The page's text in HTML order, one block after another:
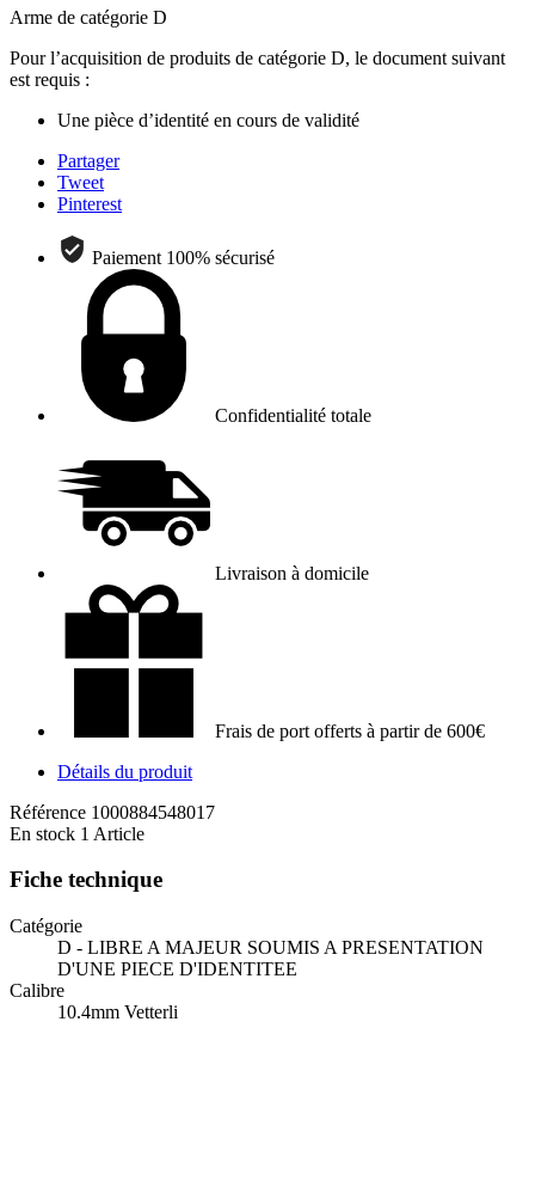
Arme de catégorie D
Pour l’acquisition de produits de catégorie D, le document suivant
est requis :
Une pièce d’identité en cours de validité
Partager
Tweet
Pinterest
Paiement 100% sécurisé
Confidentialité totale
Livraison à domicile
Frais de port offerts à partir de 600€
Détails du produit
Référence 1000884548017
En stock 1 Article
Fiche technique
Catégorie
D - LIBRE A MAJEUR SOUMIS A PRESENTATION
D'UNE PIECE D'IDENTITEE
Calibre
10.4mm Vetterli